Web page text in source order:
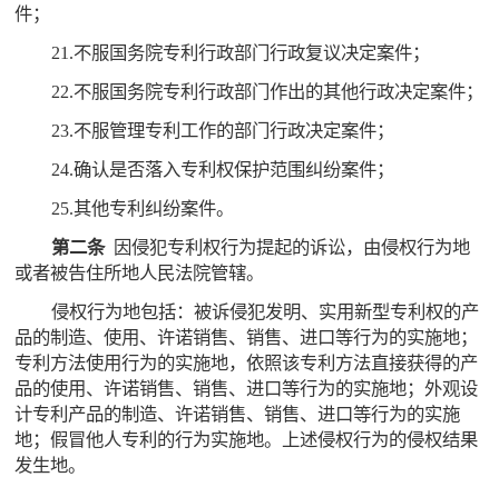
件；
21.不服国务院专利行政部门行政复议决定案件；
22.不服国务院专利行政部门作出的其他行政决定案件；
23.不服管理专利工作的部门行政决定案件；
24.确认是否落入专利权保护范围纠纷案件；
25.其他专利纠纷案件。
第二条 因侵犯专利权行为提起的诉讼，由侵权行为地
或者被告住所地人民法院管辖。
侵权行为地包括：被诉侵犯发明、实用新型专利权的产
品的制造、使用、许诺销售、销售、进口等行为的实施地；
专利方法使用行为的实施地，依照该专利方法直接获得的产
品的使用、许诺销售、销售、进口等行为的实施地；外观设
计专利产品的制造、许诺销售、销售、进口等行为的实施
地；假冒他人专利的行为实施地。上述侵权行为的侵权结果
发生地。